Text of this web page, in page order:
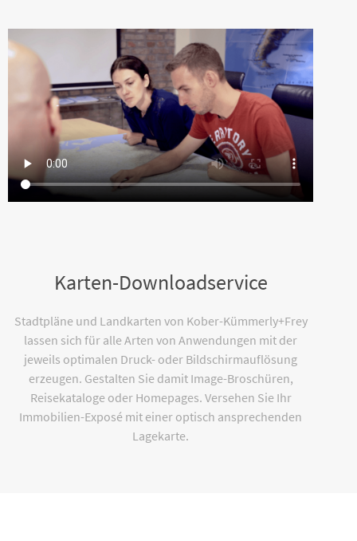
Karten-Downloadservice
Stadtpläne und Landkarten von Kober-Kümmerly+Frey
lassen sich für alle Arten von Anwendungen mit der
jeweils optimalen Druck- oder Bildschirmauflösung
erzeugen. Gestalten Sie damit Image-Broschüren,
Reisekataloge oder Homepages. Versehen Sie Ihr
Immobilien-Exposé mit einer optisch ansprechenden
Lagekarte.